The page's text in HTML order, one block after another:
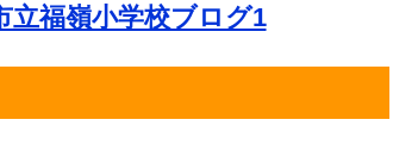
立福嶺小学校ブログ1